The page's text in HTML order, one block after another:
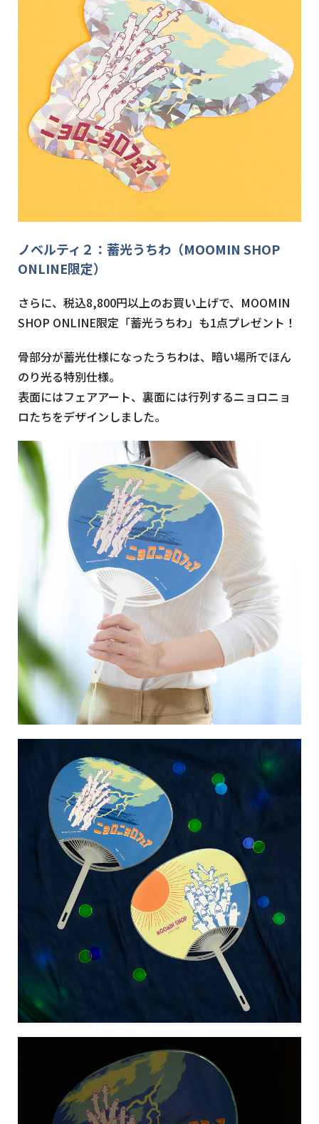
ノベルティ２：蓄光うちわ（MOOMIN SHOP
ONLINE限定）
さらに、税込8,800円以上のお買い上げで、MOOMIN
SHOP ONLINE限定「蓄光うちわ」も1点プレゼント！
骨部分が蓄光仕様になったうちわは、暗い場所でほん
のり光る特別仕様。
表面にはフェアアート、裏面には行列するニョロニョ
ロたちをデザインしました。